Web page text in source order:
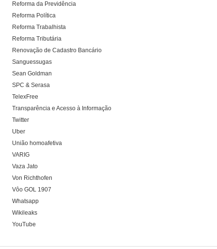
Reforma da Previdência
Reforma Política
Reforma Trabalhista
Reforma Tributária
Renovação de Cadastro Bancário
Sanguessugas
Sean Goldman
SPC & Serasa
TelexFree
Transparência e Acesso à Informação
Twitter
Uber
União homoafetiva
VARIG
Vaza Jato
Von Richthofen
Vôo GOL 1907
Whatsapp
Wikileaks
YouTube